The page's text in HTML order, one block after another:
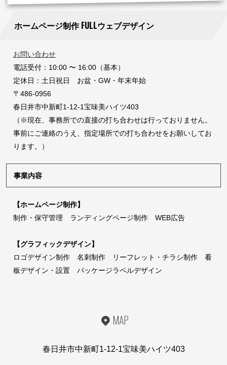
ホームページ制作 FULLウェブデザイン
お問い合わせ
電話受付：10:00 〜 16:00（基本）
定休日：土日祝日 お盆・GW・年末年始
〒486-0956
春日井市中新町1-12-1宝味美ハイツ403
（※現在、事務所での直接の打ち合わせは行っておりません。
事前にご連絡のうえ、指定場所での打ち合わせをお願いしてお
ります。）
事業内容
【ホームページ制作】
制作・保守管理 ランディングページ制作 WEB広告
【グラフィックデザイン】
ロゴデザイン制作 名刺制作 リーフレット・チラシ制作 看
板デザイン・設置 パッケージラベルデザイン
MAP
春日井市中新町1-12-1宝味美ハイツ403